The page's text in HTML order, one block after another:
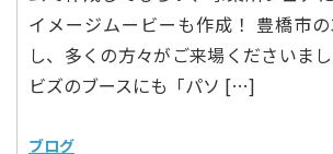
イメージムービーも作成！ 豊橋市
し、多くの方々がご来場くださいま
ビズのブースにも「パソ […]
ブログ